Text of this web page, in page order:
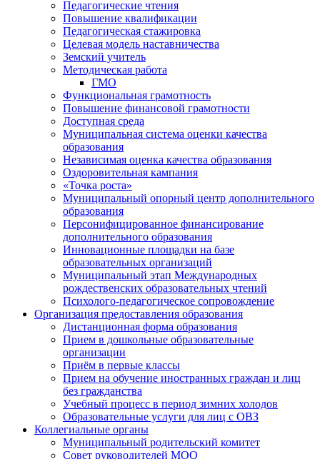
Педагогические чтения
Повышение квалификации
Педагогическая стажировка
Целевая модель наставничества
Земский учитель
Методическая работа
ГМО
Функциональная грамотность
Повышение финансовой грамотности
Доступная среда
Муниципальная система оценки качества
образования
Независимая оценка качества образования
Оздоровительная кампания
«Точка роста»
Муниципальный опорный центр дополнительного
образования
Персонифицированное финансирование
дополнительного образования
Инновационные площадки на базе
образовательных организаций
Муниципальный этап Международных
рождественских образовательных чтений
Психолого-педагогическое сопровождение
Организация предоставления образования
Дистанционная форма образования
Прием в дошкольные образовательные
организации
Приём в первые классы
Прием на обучение иностранных граждан и лиц
без гражданства
Учебный процесс в период зимних холодов
Образовательные услуги для лиц с ОВЗ
Коллегиальные органы
Муниципальный родительский комитет
Совет руководителей МОО